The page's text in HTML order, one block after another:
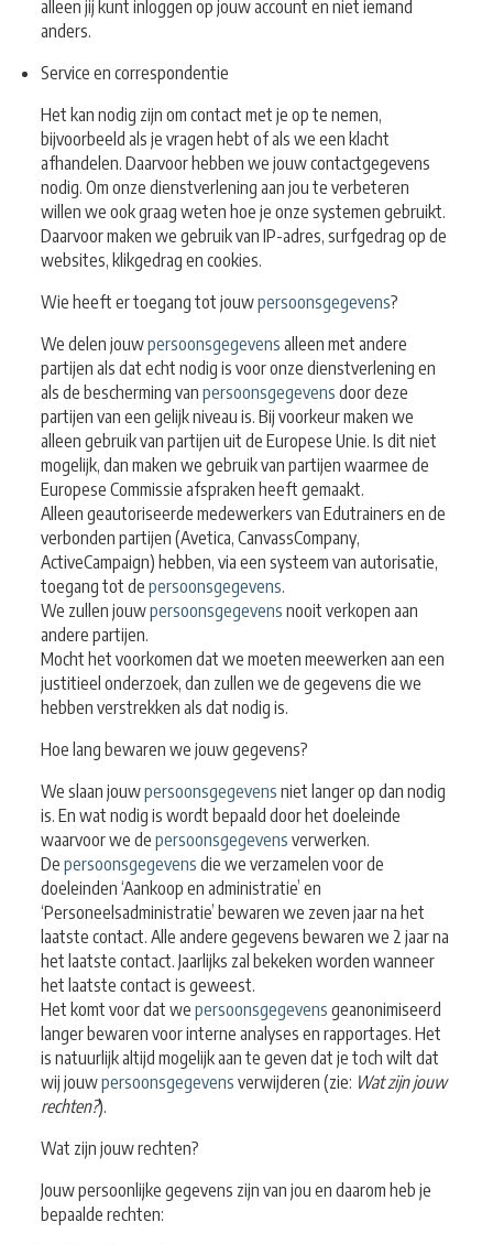
alleen jij kunt inloggen op jouw account en niet iemand
anders.
Service en correspondentie
Het kan nodig zijn om contact met je op te nemen,
bijvoorbeeld als je vragen hebt of als we een klacht
afhandelen. Daarvoor hebben we jouw contactgegevens
nodig. Om onze dienstverlening aan jou te verbeteren
willen we ook graag weten hoe je onze systemen gebruikt.
Daarvoor maken we gebruik van IP-adres, surfgedrag op de
websites, klikgedrag en cookies.
Wie heeft er toegang tot jouwpersoonsgegevens?
We delen jouwpersoonsgegevens alleen met andere
partijen als dat echt nodig is voor onze dienstverlening en
als de bescherming van persoonsgegevens door deze
partijen van een gelijk niveau is. Bij voorkeur maken we
alleen gebruik van partijen uit de Europese Unie. Is dit niet
mogelijk, dan maken we gebruik van partijen waarmee de
Europese Commissie afspraken heeft gemaakt.
Alleen geautoriseerde medewerkers van Edutrainers en de
verbonden partijen (Avetica, CanvassCompany,
ActiveCampaign) hebben, via een systeem van autorisatie,
toegang tot de persoonsgegevens.
We zullen jouwpersoonsgegevens nooit verkopen aan
andere partijen.
Mocht het voorkomen dat we moeten meewerken aan een
justitieel onderzoek, dan zullen we de gegevens die we
hebben verstrekken als dat nodig is.
Hoe lang bewaren we jouw gegevens?
We slaan jouwpersoonsgegevens niet langer op dan nodig
is. En wat nodig is wordt bepaald door het doeleinde
waarvoor we de persoonsgegevens verwerken.
De persoonsgegevens die we verzamelen voor de
doeleinden ‘Aankoop en administratie’ en
‘Personeelsadministratie’ bewaren we zeven jaar na het
laatste contact. Alle andere gegevens bewaren we 2 jaar na
het laatste contact. Jaarlijks zal bekeken worden wanneer
het laatste contact is geweest.
Het komt voor dat we persoonsgegevens geanonimiseerd
langer bewaren voor interne analyses en rapportages. Het
is natuurlijk altijd mogelijk aan te geven dat je toch wilt dat
wij jouwpersoonsgegevens verwijderen (zie: Wat zijn jouw
rechten?).
Wat zijn jouw rechten?
Jouw persoonlijke gegevens zijn van jou en daarom heb je
bepaalde rechten: